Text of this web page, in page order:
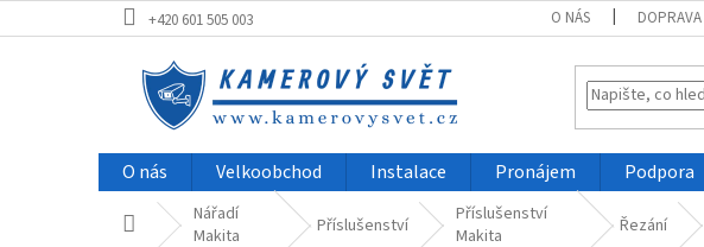
na
+420 601 505 003 O NÁS
O nás Velkoobchod Instalace Pronájem Podpora
Domů Nářadí
Makita
Příslušenství
Příslušenství
Makita
Řezání